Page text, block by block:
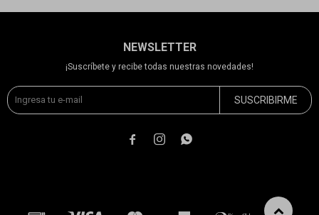
NEWSLETTER
¡Suscríbete y recibe todas nuestras novedades!
SUSCRIBIRME
  